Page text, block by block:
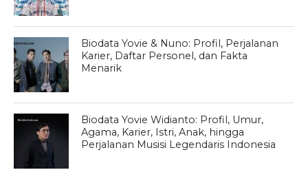
Biodata Yovie & Nuno: Profil, Perjalanan
Karier, Daftar Personel, dan Fakta
Menarik
Biodata Yovie Widianto: Profil, Umur,
Agama, Karier, Istri, Anak, hingga
Perjalanan Musisi Legendaris Indonesia